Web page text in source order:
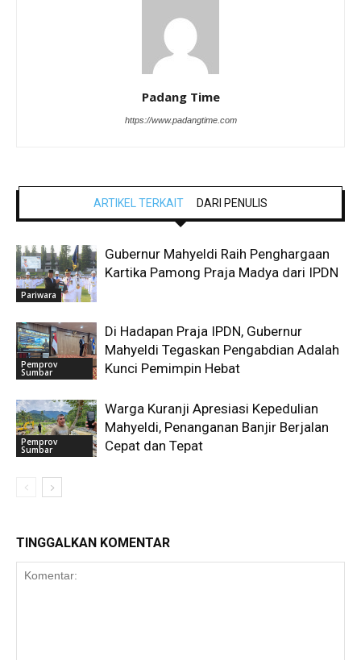
Padang Time
https://www.padangtime.com
ARTIKEL TERKAIT DARI PENULIS
Pariwara
Gubernur Mahyeldi Raih Penghargaan
Kartika Pamong Praja Madya dari IPDN
Pemprov
Sumbar
Di Hadapan Praja IPDN, Gubernur
Mahyeldi Tegaskan Pengabdian Adalah
Kunci Pemimpin Hebat
Pemprov
Sumbar
Warga Kuranji Apresiasi Kepedulian
Mahyeldi, Penanganan Banjir Berjalan
Cepat dan Tepat
TINGGALKAN KOMENTAR